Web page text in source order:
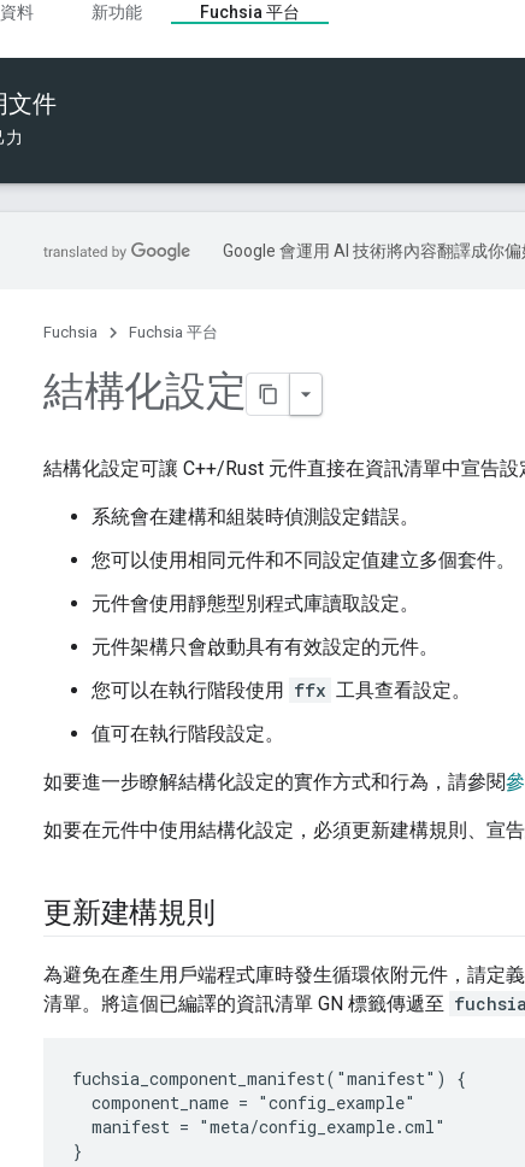
料 新功能
Fuchsia 平台
文件
力
Google 會運用 AI 技術將內容翻譯成你
Fuchsia Fuchsia 平台
結構化設定
結構化設定可讓 C++/Rust 元件直接在資訊清單中宣告
系統會在建構和組裝時偵測設定錯誤。
您可以使用相同元件和不同設定值建立多個套件。
元件會使用靜態型別程式庫讀取設定。
元件架構只會啟動具有有效設定的元件。
您可以在執行階段使用 ffx 工具查看設定。
值可在執行階段設定。
如要進一步瞭解結構化設定的實作方式和行為，請參閱
如要在元件中使用結構化設定，必須更新建構規則、宣
更新建構規則
為避免在產生用戶端程式庫時發生循環依附元件，請定義
清單。將這個已編譯的資訊清單 GN 標籤傳遞至
fuchsia_component_manifest("manifest") {
  component_name = "config_example"
  manifest = "meta/config_example.cml"
}